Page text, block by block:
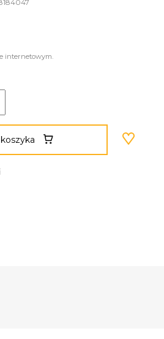
internetowym.